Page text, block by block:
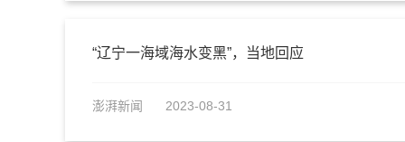
“辽宁一海域海水变黑”，当地回应
澎湃新闻 2023-08-31